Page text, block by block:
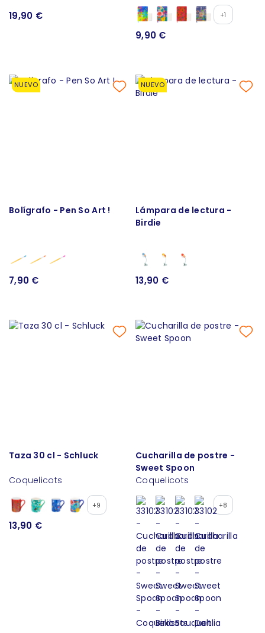
19,90 € +1
9,90 €
NUEVO
Bolígrafo - Pen So Art !
7,90 €
NUEVO
Lámpara de lectura -
Birdie
13,90 €
Taza 30 cl - Schluck
Coquelicots
+9
13,90 €
Cucharilla de postre -
Sweet Spoon
Coquelicots
+8